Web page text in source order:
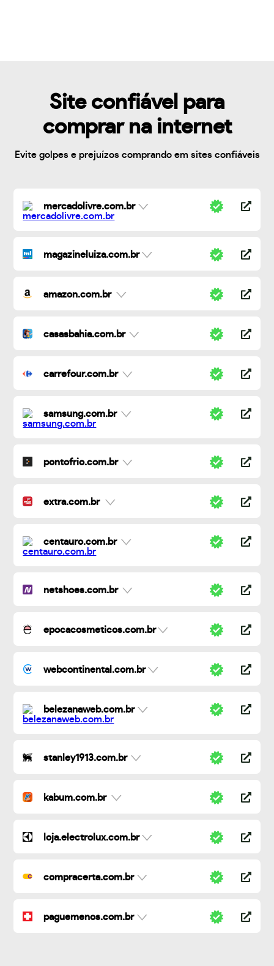
Site confiável para
comprar na internet
Evite golpes e prejuízos comprando em sites confiáveis
mercadolivre.com.br
magazineluiza.com.br
amazon.com.br
casasbahia.com.br
carrefour.com.br
samsung.com.br
pontofrio.com.br
extra.com.br
centauro.com.br
netshoes.com.br
epocacosmeticos.com.br
webcontinental.com.br
belezanaweb.com.br
stanley1913.com.br
kabum.com.br
loja.electrolux.com.br
compracerta.com.br
paguemenos.com.br